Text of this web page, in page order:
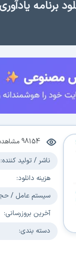
98154
ناشر / تولید کننده:
هزینه دانلود:
سیستم عامل /
آخرین بروزرسانی:
دسته بندی: